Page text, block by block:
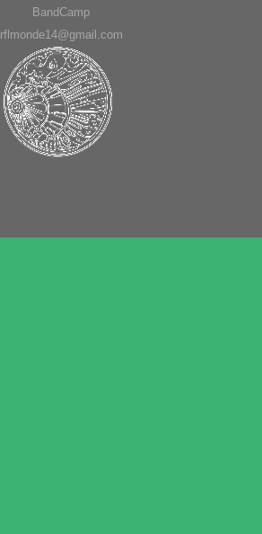
BandCamp
rflmonde14@gmail.com